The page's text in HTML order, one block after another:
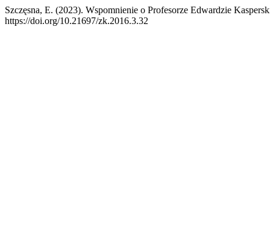
Szczęsna, E. (2023). Wspomnienie o Profesorze Edwardzie
https://doi.org/10.21697/zk.2016.3.32